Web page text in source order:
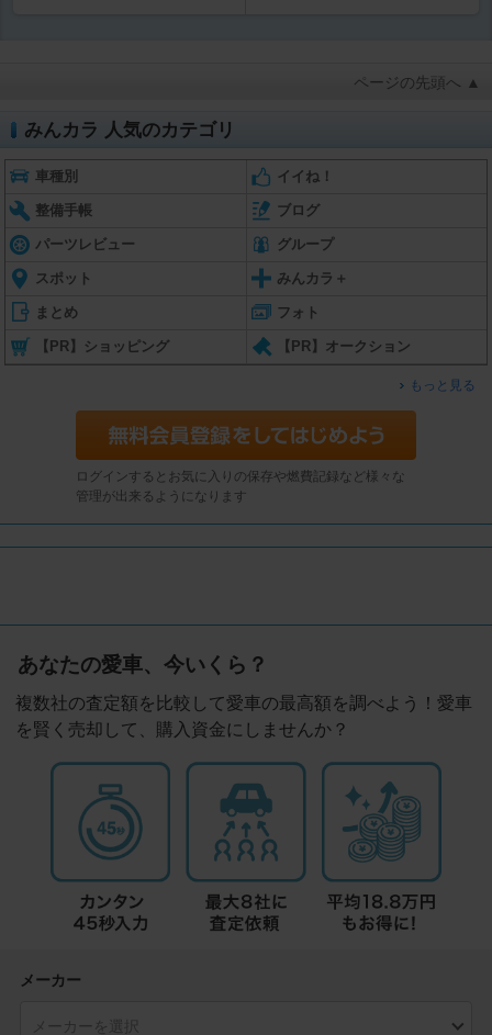
ページの先頭へ ▲
みんカラ 人気のカテゴリ
車種別 イイね！
整備手帳 ブログ
パーツレビュー グループ
スポット みんカラ＋
まとめ フォト
【PR】ショッピング 【PR】オークション
もっと見る
ログインするとお気に入りの保存や燃費記録など様々な
管理が出来るようになります
あなたの愛車、今いくら？
複数社の査定額を比較して愛車の最高額を調べよう！愛車
を賢く売却して、購入資金にしませんか？
メーカー